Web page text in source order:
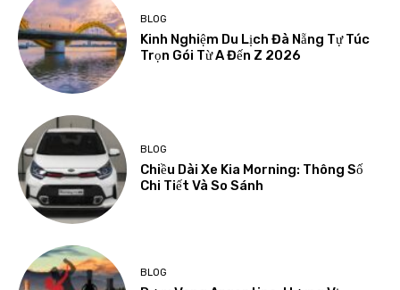
BLOG
Kinh Nghiệm Du Lịch Đà Nẵng Tự Túc
Trọn Gói Từ A Đến Z 2026
BLOG
Chiều Dài Xe Kia Morning: Thông Số
Chi Tiết Và So Sánh
BLOG